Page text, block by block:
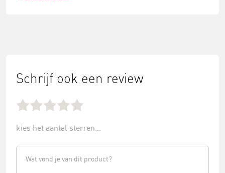
Schrijf ook een review
kies het aantal sterren...